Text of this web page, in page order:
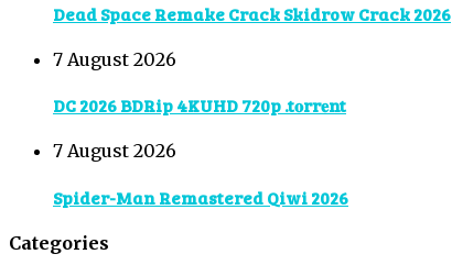
Dead Space Remake Crack Skidrow Crack 2026
7 August 2026
DC 2026 BDRip 4KUHD 720p .t𝐨rr𝐞nt
7 August 2026
Spider-Man Remastered Qiwi 2026
Categories